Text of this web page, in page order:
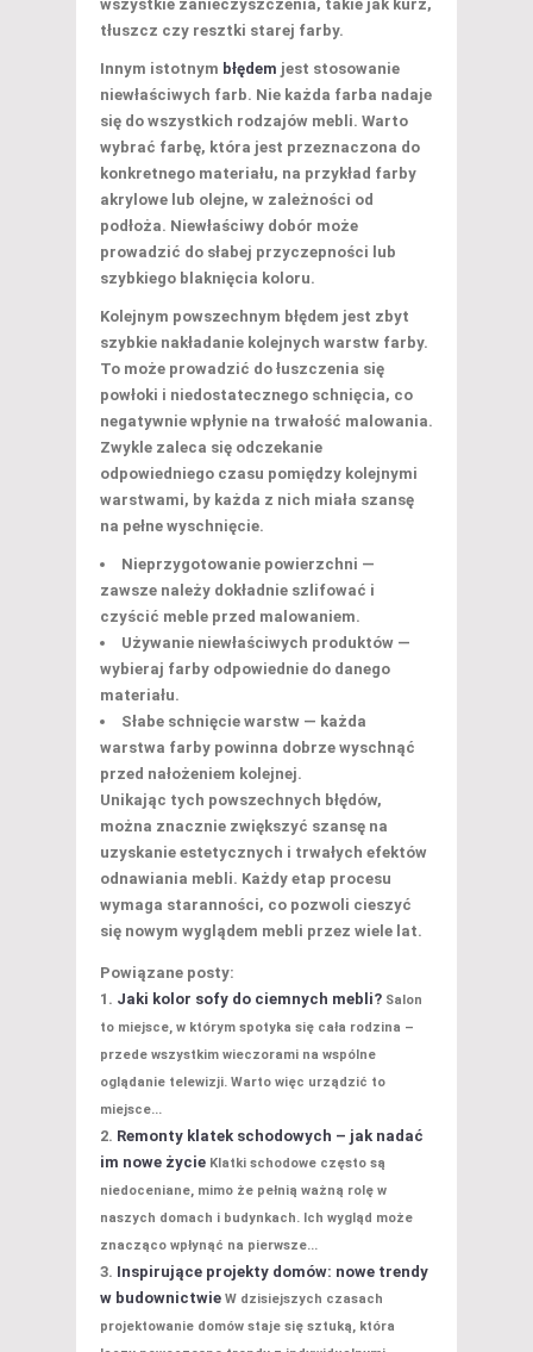
wszystkie zanieczyszczenia, takie jak kurz,
tłuszcz czy resztki starej farby.
Innym istotnym błędem jest stosowanie
niewłaściwych farb. Nie każda farba nadaje
się do wszystkich rodzajów mebli. Warto
wybrać farbę, która jest przeznaczona do
konkretnego materiału, na przykład farby
akrylowe lub olejne, w zależności od
podłoża. Niewłaściwy dobór może
prowadzić do słabej przyczepności lub
szybkiego blaknięcia koloru.
Kolejnym powszechnym błędem jest zbyt
szybkie nakładanie kolejnych warstw farby.
To może prowadzić do łuszczenia się
powłoki i niedostatecznego schnięcia, co
negatywnie wpłynie na trwałość malowania.
Zwykle zaleca się odczekanie
odpowiedniego czasu pomiędzy kolejnymi
warstwami, by każda z nich miała szansę
na pełne wyschnięcie.
Nieprzygotowanie powierzchni —
zawsze należy dokładnie szlifować i
czyścić meble przed malowaniem.
Używanie niewłaściwych produktów —
wybieraj farby odpowiednie do danego
materiału.
Słabe schnięcie warstw — każda
warstwa farby powinna dobrze wyschnąć
przed nałożeniem kolejnej.
Unikając tych powszechnych błędów,
można znacznie zwiększyć szansę na
uzyskanie estetycznych i trwałych efektów
odnawiania mebli. Każdy etap procesu
wymaga staranności, co pozwoli cieszyć
się nowym wyglądem mebli przez wiele lat.
Powiązane posty:
Jaki kolor sofy do ciemnych mebli? Salon
to miejsce, w którym spotyka się cała rodzina –
przede wszystkim wieczorami na wspólne
oglądanie telewizji. Warto więc urządzić to
miejsce...
Remonty klatek schodowych – jak nadać
im nowe życie Klatki schodowe często są
niedoceniane, mimo że pełnią ważną rolę w
naszych domach i budynkach. Ich wygląd może
znacząco wpłynąć na pierwsze...
Inspirujące projekty domów: nowe trendy
w budownictwie W dzisiejszych czasach
projektowanie domów staje się sztuką, która